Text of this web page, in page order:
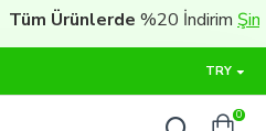
Tüm Ürünlerde%20 İndirimŞimdi
TRY
0